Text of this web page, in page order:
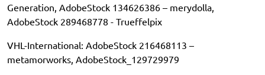
Generation, AdobeStock 134626386 – merydolla,
AdobeStock 289468778 - Trueffelpix
VHL-International: AdobeStock 216468113 –
metamorworks, AdobeStock_129729979